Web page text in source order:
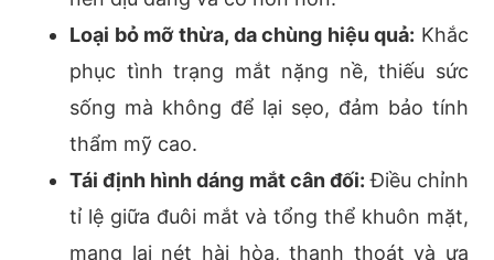
Loại bỏ mỡ thừa, da chùng hiệu quả: Khắc
phục tình trạng mắt nặng nề, thiếu sức
sống mà không để lại sẹo, đảm bảo tính
thẩm mỹ cao.
Tái định hình dáng mắt cân đối: Điều chỉnh
tỉ lệ giữa đuôi mắt và tổng thể khuôn mặt,
mang lại nét hài hòa, thanh thoát và ưa